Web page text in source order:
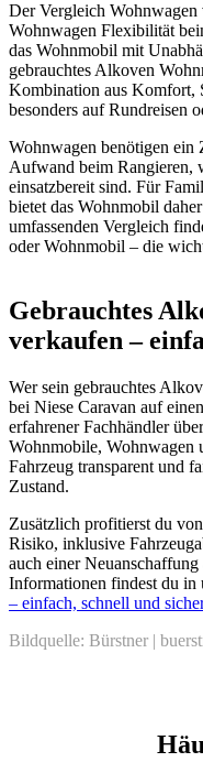
Der Vergleich
Wohnwagen Flexibilität
das Wohnmobil mit
gebrauchtes Alkoven
Kombination aus Komfort,
besonders auf Rundreisen
Wohnwagen benötigen ein
Aufwand beim Rangieren,
einsatzbereit sind. Für
bietet das Wohnmobil
umfassenden Vergleich
oder Wohnmobil – die
Gebrauchtes
verkaufen –
Wer sein gebrauchtes
bei Niese Caravan auf
erfahrener Fachhändler
Wohnmobile, Wohnwagen
Fahrzeug transparent und
Zustand.
Zusätzlich profitierst du
Risiko, inklusive
auch einer
Informationen findest du in
– einfach, schnell und
Bildquelle: Bürstner |